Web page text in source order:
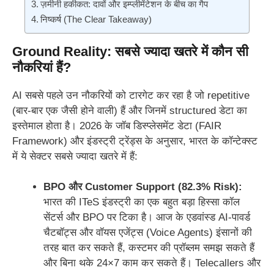
ज़मीनी हकीकत: दावों और इम्प्लीमेंटेशन के बीच का गैप
निष्कर्ष (The Clear Takeaway)
Ground Reality: सबसे ज्यादा खतरे में कौन सी
नौकरियां हैं?
AI सबसे पहले उन नौकरियों को टारगेट कर रहा है जो repetitive
(बार-बार एक जैसी होने वाली) हैं और जिनमें structured डेटा का
इस्तेमाल होता है। 2026 के जॉब डिस्प्लेसमेंट डेटा (FAIR
Framework) और इंडस्ट्री ट्रेंड्स के अनुसार, भारत के कॉन्टेक्स्ट
में ये सेक्टर सबसे ज्यादा खतरे में हैं:
BPO और Customer Support (82.3% Risk):
भारत की ITeS इंडस्ट्री का एक बहुत बड़ा हिस्सा कॉल
सेंटर्स और BPO पर टिका है। आज के एडवांस्ड AI-पावर्ड
चैटबॉट्स और वॉयस एजेंट्स (Voice Agents) इंसानों की
तरह बात कर सकते हैं, कस्टमर की प्रॉब्लम समझ सकते हैं
और बिना थके 24×7 काम कर सकते हैं। Telecallers और